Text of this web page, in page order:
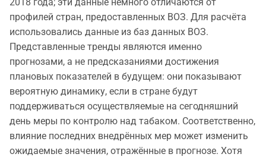
профилей стран, предоставленных ВОЗ. Для расчёта
использовались данные из баз данных ВОЗ.
Представленные тренды являются именно
прогнозами, а не предсказаниями достижения
плановых показателей в будущем: они показывают
вероятную динамику, если в стране будут
поддерживаться осуществляемые на сегодняшний
день меры по контролю над табаком. Соответственно,
влияние последних внедрённых мер может изменить
ожидаемые значения, отражённые в прогнозе. Хотя